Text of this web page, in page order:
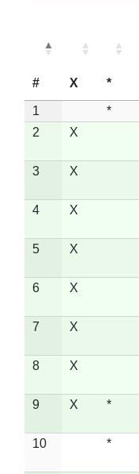
# X *
1 *
2
X
3 X
4 X
5 X
6 X
7 X
8 X
9 X *
10 *